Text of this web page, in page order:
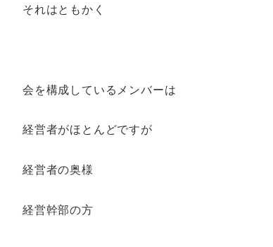
それはともかく
会を構成しているメンバーは
経営者がほとんどですが
経営者の奥様
経営幹部の方